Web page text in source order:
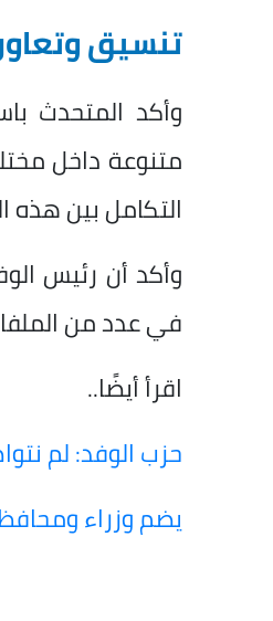
تنسيق
وأكد المتحدث
متنوعة داخل
التكامل بين هذه
وأكد أن رئيس
في عدد من
اقرأ أيضًا..
حزب الوفد: لم
يضم وزراء